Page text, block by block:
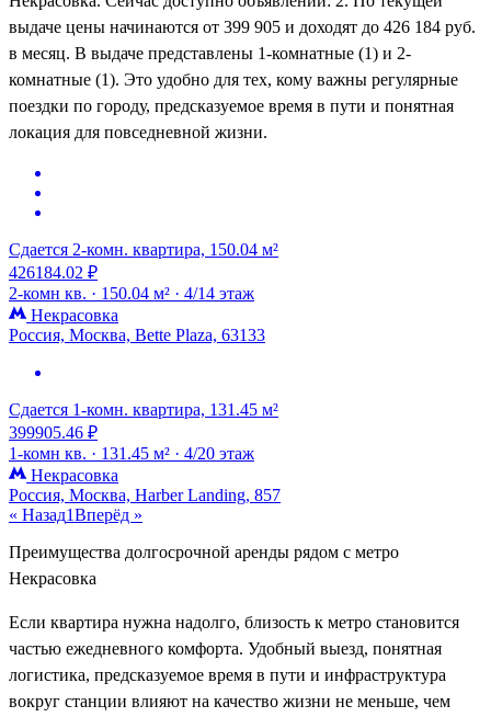
выдаче цены начинаются от 399 905 и доходят до 426 184 руб.
в месяц. В выдаче представлены 1-комнатные (1) и 2-
комнатные (1). Это удобно для тех, кому важны регулярные
поездки по городу, предсказуемое время в пути и понятная
локация для повседневной жизни.
Сдается 2-комн. квартира, 150.04 м²
426184.02 ₽
2-комн кв. · 150.04 м² · 4/14 этаж
Некрасовка
Россия, Москва, Bette Plaza, 63133
Сдается 1-комн. квартира, 131.45 м²
399905.46 ₽
1-комн кв. · 131.45 м² · 4/20 этаж
Некрасовка
Россия, Москва, Harber Landing, 857
« Назад1Вперёд »
Преимущества долгосрочной аренды рядом с метро
Некрасовка
Если квартира нужна надолго, близость к метро становится
частью ежедневного комфорта. Удобный выезд, понятная
логистика, предсказуемое время в пути и инфраструктура
вокруг станции влияют на качество жизни не меньше, чем